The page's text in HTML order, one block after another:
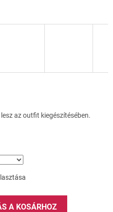
az outfit kiegészítésében.
A KOSÁRHOZ